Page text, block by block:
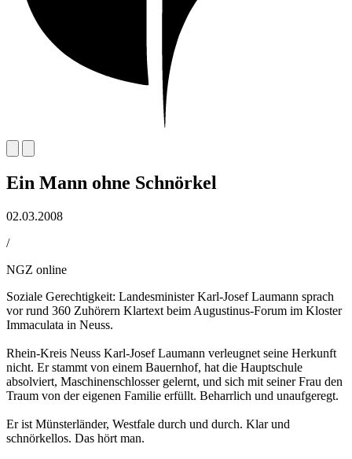
Ein Mann ohne Schnörkel
02.03.2008
/
NGZ online
Soziale Gerechtigkeit: Landesminister Karl-Josef Laumann sprach
vor rund 360 Zuhörern Klartext beim Augustinus-Forum im Kloster
Immaculata in Neuss.
Rhein-Kreis Neuss Karl-Josef Laumann verleugnet seine Herkunft
nicht. Er stammt von einem Bauernhof, hat die Hauptschule
absolviert, Maschinenschlosser gelernt, und sich mit seiner Frau den
Traum von der eigenen Familie erfüllt. Beharrlich und unaufgeregt.
Er ist Münsterländer, Westfale durch und durch. Klar und
schnörkellos. Das hört man.